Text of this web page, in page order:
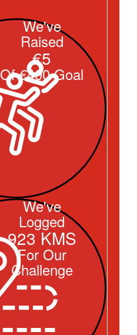
We've
Raised
€5
Of €400 Goal
We've
Logged
923 KMS
For Our
Challenge